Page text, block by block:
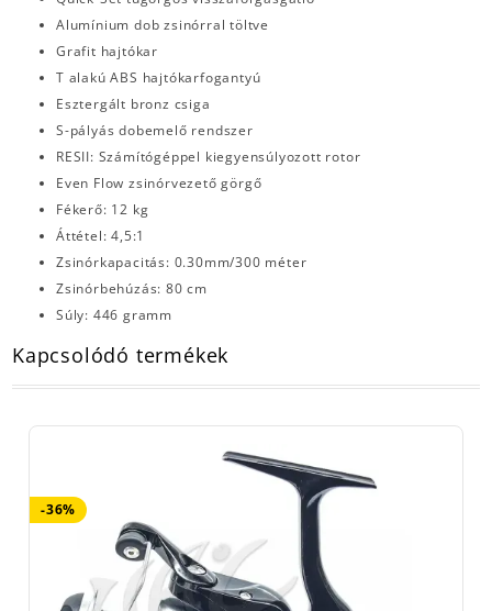
Alumínium dob zsinórral töltve
Grafit hajtókar
T alakú ABS hajtókarfogantyú
Esztergált bronz csiga
S-pályás dobemelő rendszer
RESII: Számítógéppel kiegyensúlyozott rotor
Even Flow zsinórvezető görgő
Fékerő: 12 kg
Áttétel: 4,5:1
Zsinórkapacitás: 0.30mm/300 méter
Zsinórbehúzás: 80 cm
Súly: 446 gramm
Kapcsolódó termékek
-36%